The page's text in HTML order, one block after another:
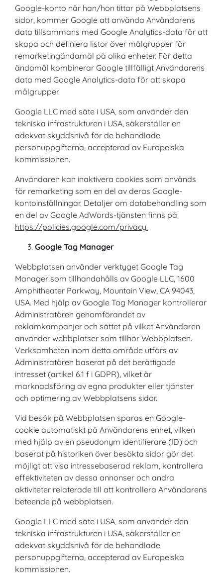
Google-konto när han/hon tittar på Webbplatsens
sidor, kommer Google att använda Användarens
data tillsammans med Google Analytics-data för att
skapa och definiera listor över målgrupper för
remarketingändamål på olika enheter. För detta
ändamål kombinerar Google tillfälligt Användarens
data med Google Analytics-data för att skapa
målgrupper.
Google LLC med säte i USA, som använder den
tekniska infrastrukturen i USA, säkerställer en
adekvat skyddsnivå för de behandlade
personuppgifterna, accepterad av Europeiska
kommissionen.
Användaren kan inaktivera cookies som används
för remarketing som en del av deras Google-
kontoinställningar. Detaljer om databehandling som
en del av Google AdWords-tjänsten finns på:
https://policies.google.com/privacy.
Google Tag Manager
Webbplatsen använder verktyget Google Tag
Manager som tillhandahålls av Google LLC, 1600
Amphitheater Parkway, Mountain View, CA 94043,
USA. Med hjälp av Google Tag Manager kontrollerar
Administratören genomförandet av
reklamkampanjer och sättet på vilket Användaren
använder webbplatser som tillhör Webbplatsen.
Verksamheten inom detta område utförs av
Administratören baserat på det berättigade
intresset (artikel 6.1 f i GDPR), vilket är
marknadsföring av egna produkter eller tjänster
och optimering av Webbplatsens sidor.
Vid besök på Webbplatsen sparas en Google-
cookie automatiskt på Användarens enhet, vilken
med hjälp av en pseudonym identifierare (ID) och
baserat på historiken över besökta sidor gör det
möjligt att visa intressebaserad reklam, kontrollera
effektiviteten av dessa annonser och andra
aktiviteter relaterade till att kontrollera Användarens
beteende på webbplatsen.
Google LLC med säte i USA, som använder den
tekniska infrastrukturen i USA, säkerställer en
adekvat skyddsnivå för de behandlade
personuppgifterna, accepterad av Europeiska
kommissionen.